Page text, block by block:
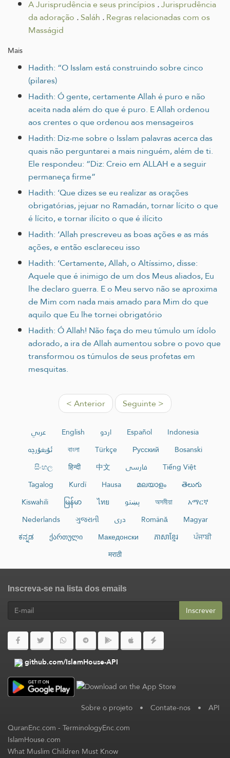
A Jurisprudência e seus princípios.Jurisprudência
da adoração .Saláh .Regras relacionadas com os
Masságid
Mais
Hadith: “O Isslam está construindo sobre cinco
(pilares)
Hadith: Ó gente, certamente Allah é puro e não
aceita nada além do que é puro. E Allah ordenou
aos crentes o que ordenou aos mensageiros
Hadith: Diz-me sobre o Isslam palavras acerca das
quais não perguntarei a mais ninguém, além de ti.
Ele respondeu: “Diz: Creio em ALLAH e a seguir
permaneça firme”
Hadith: ‘Que dizes se eu realizar as orações
obrigatórias, jejuar no Ramadán, tornar lícito o que
é lícito, e tornar ilícito o que é ilícito
Hadith: ‘Allah prescreveu as boas ações e as más
ações, e então esclareceu isso
Hadith: ‘Certamente, Allah, o Altíssimo, disse:
Aquele que é inimigo de um dos Meus aliados, Eu
lhe declaro guerra. E o Meu servo não se aproxima
de Mim com nada mais amado para Mim do que
aquilo que Eu lhe tornei obrigatório
Hadith: Ó Allah! Não faça do meu túmulo um ídolo
adorado, a ira de Allah aumentou sobre o povo que
transformou os túmulos de seus profetas em
mesquitas.
< Anterior Seguinte >
عربي English اردو Español
Indonesia
ئۇيغۇرچە
বাংলা Türkçe Русский
Bosanski
සිංහල
हिन्दी 中文 فارسی
Tiếng Việt
Tagalog
Kurdî Hausa മലയാളം
తెలుగు
Kiswahili
မြန်မာ ไทย پښتو অসমীয়া
አማርኛ
Nederlands
ગુજરાતી دری Română
Magyar
ಕನ್ನಡ
ქართული Македонски ភាសាខ្មែរ
ਪੰਜਾਬੀ
मराठी
Inscreva-se na lista dos emails
Inscrever
github.com/IslamHouse-API
Sobre o projeto • Contate-nos • API
QuranEnc.com-TerminologyEnc.com
IslamHouse.com
What Muslim Children Must Know